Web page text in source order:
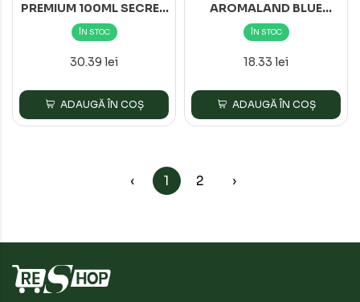
PREMIUM 100ML SECRET
LOVE
ÎN STOC
30.39 lei
ADAUGĂ ÎN COȘ
AROMALAND BLUE
LAVANDER
ÎN STOC
18.33 lei
ADAUGĂ ÎN COȘ
‹ 1 2 ›